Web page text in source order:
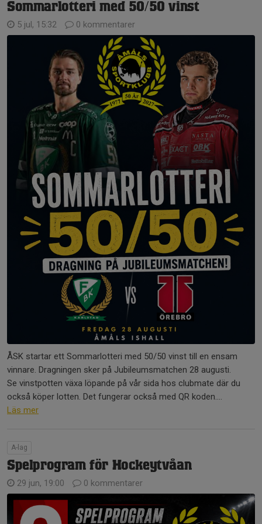
Sommarlotteri med 50/50 vinst
5 jul, 15:32 0 kommentarer
ÅSK startar ett Sommarlotteri med 50/50 vinst till en ensam
vinnare. Dragningen sker på Jubileumsmatchen 28 augusti.
Se vinstpotten växa löpande på vår sida hos clubmate där du
också köper lotten. Det fungerar också med QR koden....
Läs mer
A-lag
Spelprogram för Hockeytvåan
29 jun, 19:00 0 kommentarer